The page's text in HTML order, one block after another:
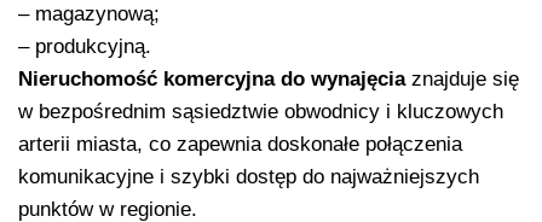
– magazynową;
– produkcyjną.
Nieruchomość komercyjna do wynajęciaznajduje się
w bezpośrednim sąsiedztwie obwodnicy i kluczowych
arterii miasta, co zapewnia doskonałe połączenia
komunikacyjne i szybki dostęp do najważniejszych
punktów w regionie.